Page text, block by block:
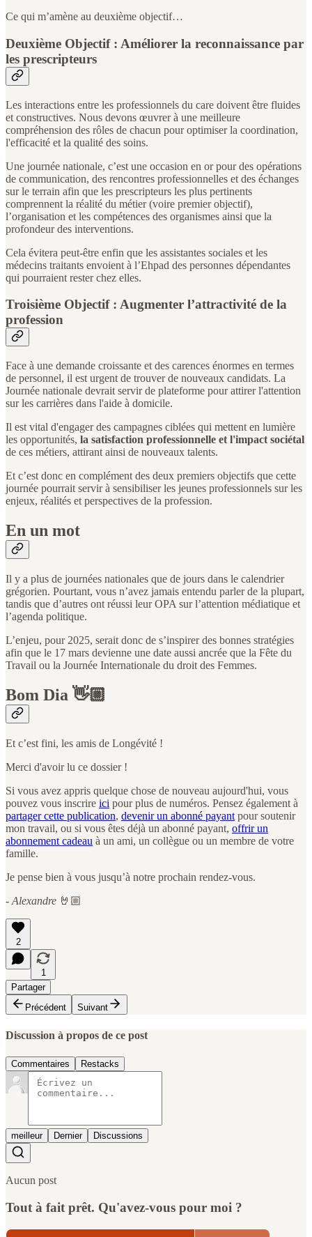
Ce qui m’amène au deuxième objectif…
Deuxième Objectif : Améliorer la reconnaissance par
les prescripteurs
Les interactions entre les professionnels du care doivent être fluides
et constructives. Nous devons œuvrer à une meilleure
compréhension des rôles de chacun pour optimiser la coordination,
l'efficacité et la qualité des soins.
Une journée nationale, c’est une occasion en or pour des opérations
de communication, des rencontres professionnelles et des échanges
sur le terrain afin que les prescripteurs les plus pertinents
comprennent la réalité du métier (voire premier objectif),
l’organisation et les compétences des organismes ainsi que la
profondeur des interventions.
Cela évitera peut-être enfin que les assistantes sociales et les
médecins traitants envoient à l’Ehpad des personnes dépendantes
qui pourraient rester chez elles.
Troisième Objectif : Augmenter l’attractivité de la
profession
Face à une demande croissante et des carences énormes en termes
de personnel, il est urgent de trouver de nouveaux candidats. La
Journée nationale devrait servir de plateforme pour attirer l'attention
sur les carrières dans l'aide à domicile.
Il est vital d'engager des campagnes ciblées qui mettent en lumière
les opportunités, la satisfaction professionnelle et l'impact sociétal
de ces métiers, attirant ainsi de nouveaux talents.
Et c’est donc en complément des deux premiers objectifs que cette
journée pourrait servir à sensibiliser les jeunes professionnels sur les
enjeux, réalités et perspectives de la profession.
En un mot
Il y a plus de journées nationales que de jours dans le calendrier
grégorien. Pourtant, vous n’avez jamais entendu parler de la plupart,
tandis que d’autres ont réussi leur OPA sur l’attention médiatique et
l’agenda politique.
L’enjeu, pour 2025, serait donc de s’inspirer des bonnes stratégies
afin que le 17 mars devienne une date aussi ancrée que la Fête du
Travail ou la Journée Internationale du droit des Femmes.
Bom Dia 👋🏼
Et c’est fini, les amis de Longévité !
Merci d'avoir lu ce dossier !
Si vous avez appris quelque chose de nouveau aujourd'hui, vous
pouvez vous inscrire ici pour plus de numéros. Pensez également à
partager cette publication, devenir un abonné payant pour soutenir
mon travail, ou si vous êtes déjà un abonné payant, offrir un
abonnement cadeau à un ami, un collègue ou un membre de votre
famille.
Je pense bien à vous jusqu’à notre prochain rendez-vous.
- Alexandre 🤘🏼
2
1
Partager
Précédent
Suivant
Discussion à propos de ce post
Commentaires Restacks
meilleur Dernier Discussions
Aucun post
Tout à fait prêt. Qu'avez-vous pour moi ?